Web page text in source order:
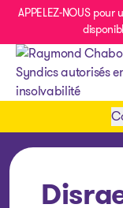
APPELEZ-NOUS pour